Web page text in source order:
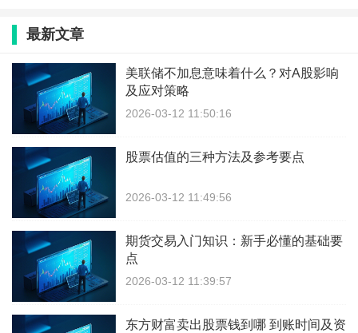
最新文章
美联储不加息意味着什么？对A股影响
及应对策略
2026-03-12 11:50:16
股票估值的三种方法及参考要点
2026-03-12 11:49:56
期货交易入门知识：新手必懂的基础要
点
2026-03-12 11:39:57
东方财富卖出股票钱到哪 到账时间及资